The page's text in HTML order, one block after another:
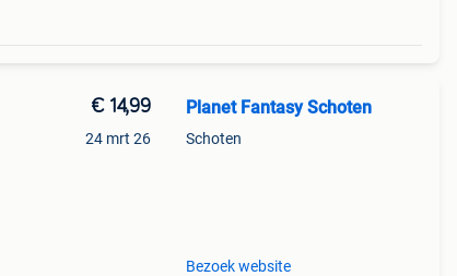
€ 14,99
24 mrt 26
Planet Fantasy Schoten
Schoten
Bezoek website